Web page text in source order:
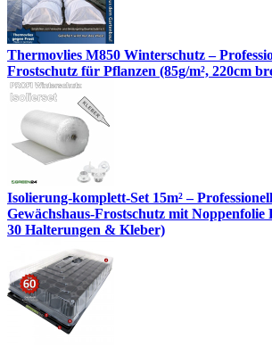
Thermovlies M850 Winterschutz –
Frostschutz für Pflanzen (85g/m², 220cm
Isolierung-komplett-Set 15m² –
Gewächshaus-Frostschutz mit Noppenfolie
30 Halterungen & Kleber)